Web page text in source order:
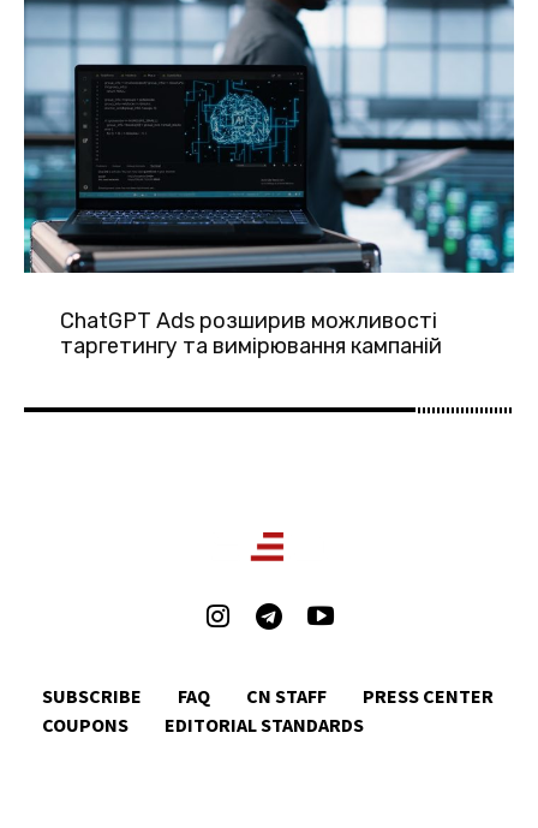
ChatGPT Ads розширив можливості
таргетингу та вимірювання кампаній
SUBSCRIBE FAQ CN STAFF
PRESS CENTER
COUPONS
EDITORIAL STANDARDS